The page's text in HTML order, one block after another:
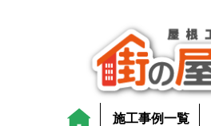
施工事例一覧